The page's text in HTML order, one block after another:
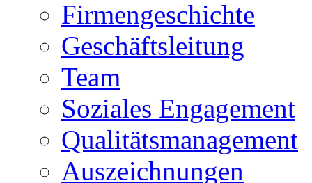
Firmengeschichte
Geschäftsleitung
Team
Soziales Engagement
Qualitätsmanagement
Auszeichnungen